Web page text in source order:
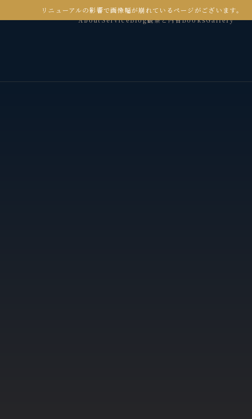
リニューアルの影響で画像幅が崩れているページがございます。
AboutServiceBlog観察と内省BooksGallery